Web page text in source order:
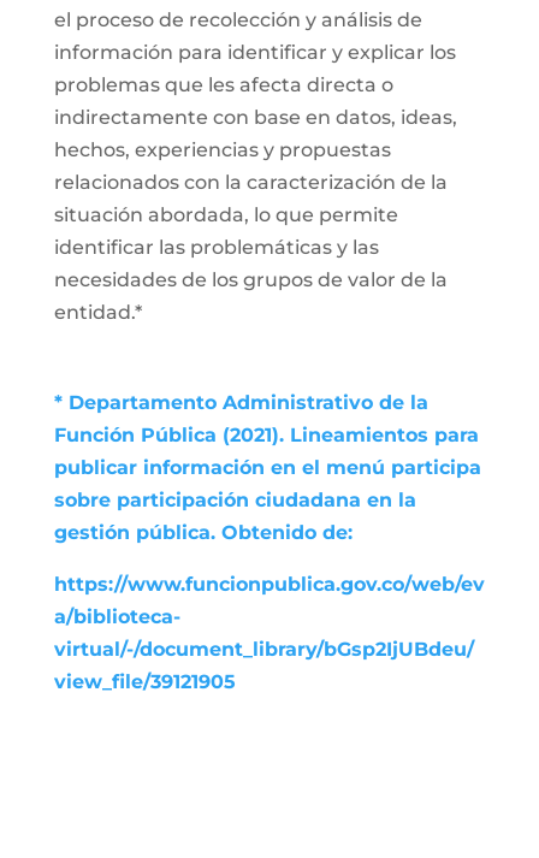
el proceso de recolección y análisis de
información para identificar y explicar los
problemas que les afecta directa o
indirectamente con base en datos, ideas,
hechos, experiencias y propuestas
relacionados con la caracterización de la
situación abordada, lo que permite
identificar las problemáticas y las
necesidades de los grupos de valor de la
entidad.*
* Departamento Administrativo de la
Función Pública (2021). Lineamientos para
publicar información en el menú participa
sobre participación ciudadana en la
gestión pública. Obtenido de:
https://www.funcionpublica.gov.co/web/ev
a/biblioteca-
virtual/-/document_library/bGsp2IjUBdeu/
view_file/39121905